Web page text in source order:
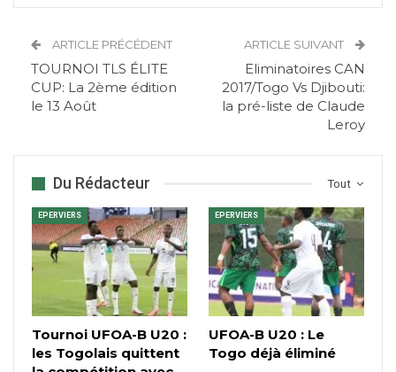
ARTICLE PRÉCÉDENT
TOURNOI TLS ÉLITE
CUP: La 2ème édition
le 13 Août
ARTICLE SUIVANT
Eliminatoires CAN
2017/Togo Vs Djibouti:
la pré-liste de Claude
Leroy
Tout
Du Rédacteur
EPERVIERS
Tournoi UFOA-B U20 :
les Togolais quittent
EPERVIERS
UFOA-B U20 : Le
Togo déjà éliminé